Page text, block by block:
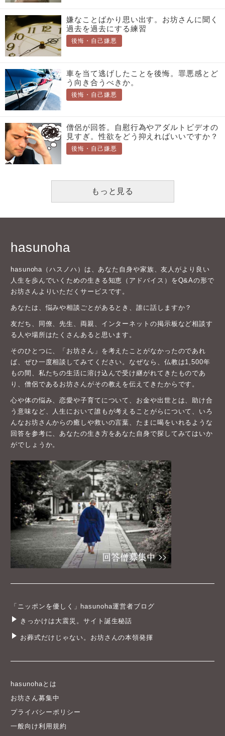
嫌なことばかり思い出す。お坊さんに聞く
過去を過去にする練習
後悔・自己嫌悪
車を当て逃げしたことを後悔。罪悪感とど
う向き合うべきか。
後悔・自己嫌悪
僧侶が回答。自慰行為やアダルトビデオの
見すぎ。性欲をどう抑えればいいですか？
後悔・自己嫌悪
もっと見る
hasunoha
hasunoha（ハスノハ）は、あなた自身や家族、友人がより良い
人生を歩んでいくための生きる知恵（アドバイス）をQ&Aの形で
お坊さんよりいただくサービスです。
あなたは、悩みや相談ごとがあるとき、誰に話しますか？
友だち、同僚、先生、両親、インターネットの掲示板など相談す
る人や場所はたくさんあると思います。
そのひとつに、「お坊さん」を考えたことがなかったのであれ
ば、ぜひ一度相談してみてください。なぜなら、仏教は1,500年
もの間、私たちの生活に溶け込んで受け継がれてきたものであ
り、僧侶であるお坊さんがその教えを伝えてきたからです。
心や体の悩み、恋愛や子育てについて、お金や出世とは、助け合
う意味など、人生において誰もが考えることがらについて、いろ
んなお坊さんからの癒しや救いの言葉、たまに喝をいれるような
回答を参考に、あなたの生き方をあなた自身で探してみてはいか
がでしょうか。
「ニッポンを優しく」hasunoha運営者ブログ
きっかけは大震災。サイト誕生秘話
お葬式だけじゃない。お坊さんの本領発揮
hasunohaとは
お坊さん募集中
プライバシーポリシー
一般向け利用規約